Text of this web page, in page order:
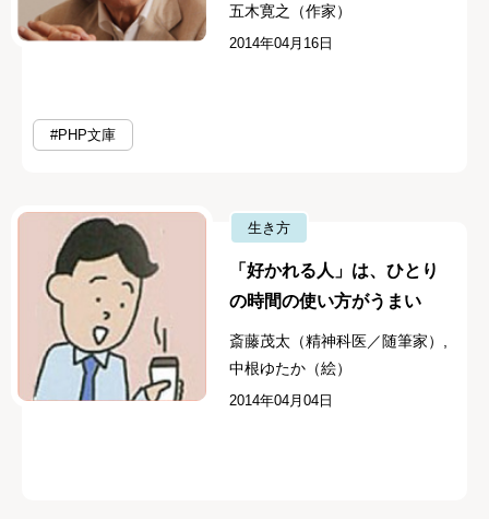
五木寛之（作家）
2014年04月16日
#PHP文庫
生き方
「好かれる人」は、ひとり
の時間の使い方がうまい
斎藤茂太（精神科医／随筆家）,
中根ゆたか（絵）
2014年04月04日